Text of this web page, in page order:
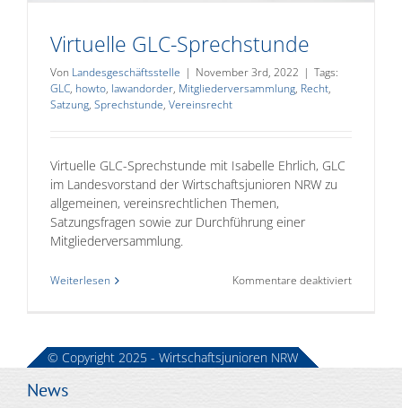
Virtuelle GLC-Sprechstunde
Von Landesgeschäftsstelle | November 3rd, 2022 | Tags:
GLC, howto, lawandorder, Mitgliederversammlung, Recht,
Satzung, Sprechstunde, Vereinsrecht
Virtuelle GLC-Sprechstunde mit Isabelle Ehrlich, GLC
im Landesvorstand der Wirtschaftsjunioren NRW zu
allgemeinen, vereinsrechtlichen Themen,
Satzungsfragen sowie zur Durchführung einer
Mitgliederversammlung.
Weiterlesen Kommentare deaktiviertfür
News
© Copyright 2025 - Wirtschaftsjunioren NRW